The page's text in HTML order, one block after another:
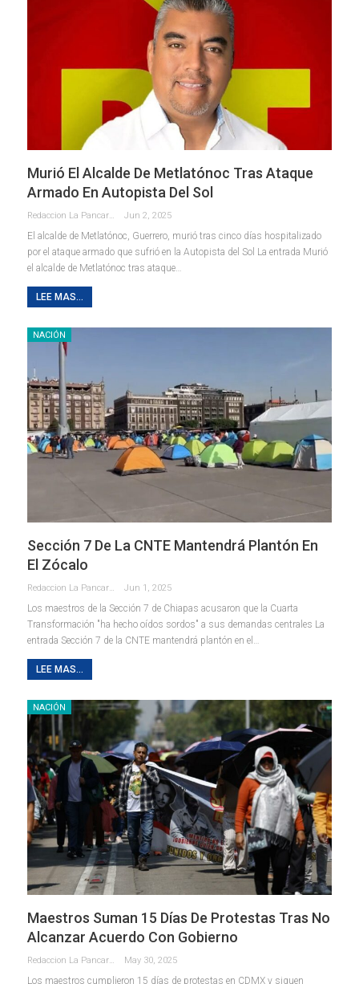
Murió El Alcalde De Metlatónoc Tras Ataque
Armado En Autopista Del Sol
Jun 2, 2025
El alcalde de Metlatónoc, Guerrero, murió tras cinco días hospitalizado
por el ataque armado que sufrió en la Autopista del Sol La entrada Murió
el alcalde de Metlatónoc tras ataque…
LEE MAS...
NACIÓN
Sección 7 De La CNTE Mantendrá Plantón En
El Zócalo
Redaccion La Pancarta De Quintana Roo Jun 1, 2025
Los maestros de la Sección 7 de Chiapas acusaron que la Cuarta
Transformación "ha hecho oídos sordos" a sus demandas centrales La
entrada Sección 7 de la CNTE mantendrá plantón en el…
LEE MAS...
NACIÓN
Maestros Suman 15 Días De Protestas Tras No
Alcanzar Acuerdo Con Gobierno
Redaccion La Pancarta De Quintana Roo May 30, 2025
Los maestros cumplieron 15 días de protestas en CDMX y siguen